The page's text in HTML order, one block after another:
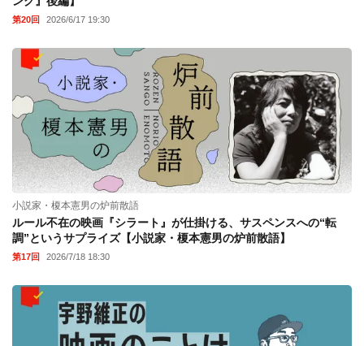
第20回 2026/6/17 19:30
小説家・榎本憲男の炉前散語
ルール不在の映画『シラート』が仕掛ける、サスペンスへの“転
調”というサプライズ【小説家・榎本憲男の炉前散語】
第17回 2026/7/18 18:30